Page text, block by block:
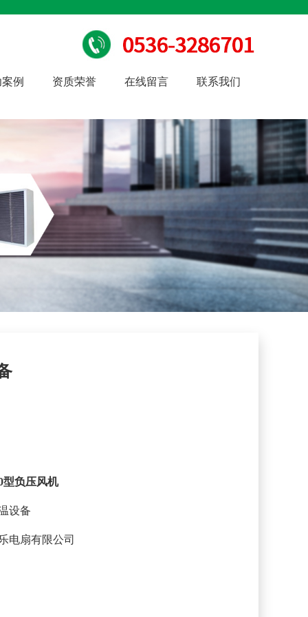
例 资质荣誉 在线留言 联系我们
型负压风机
设备
电扇有限公司